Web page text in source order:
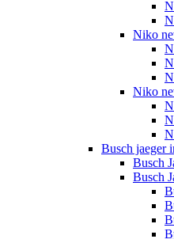
Niko
Niko
Busch jaeger
Busch
Busch